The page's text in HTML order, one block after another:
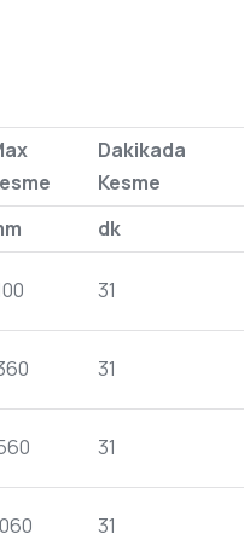
Dakikada
Kesme
dk
31
31
31
31